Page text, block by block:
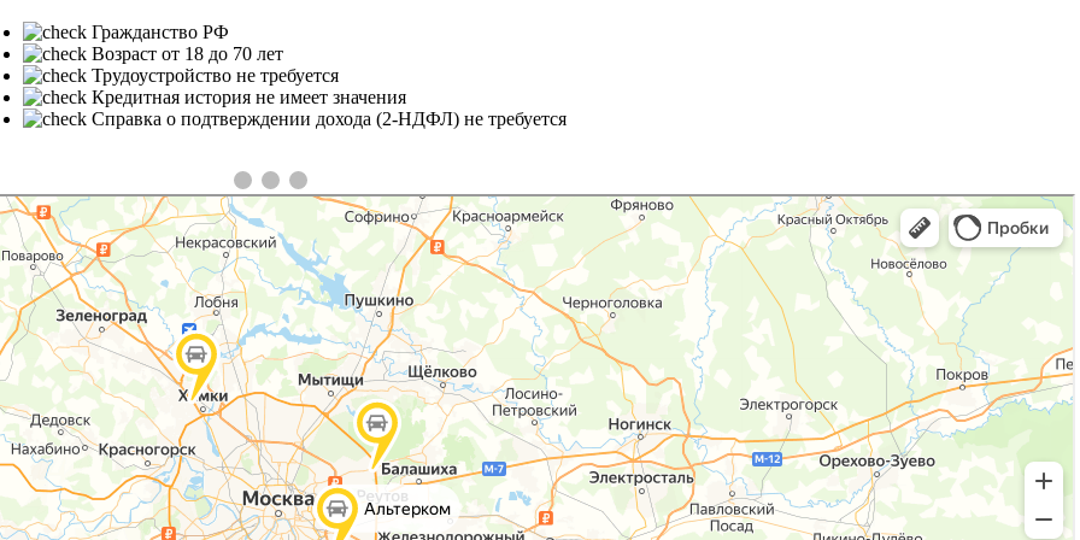
Гражданство РФ
Возраст от 18 до 70 лет
Трудоустройство не требуется
Кредитная история не имеет значения
Справка о подтверждении дохода (2-НДФЛ) не требуется